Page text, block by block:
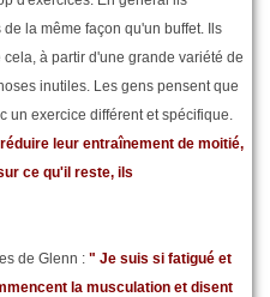
la même façon qu'un buffet. Ils
à partir d'une grande variété de
inutiles. Les gens pensent que
un exercice différent et spécifique.
leur entraînement de moitié,
ce qu'il reste, ils
de Glenn : " Je suis si fatigué et
la musculation et disent